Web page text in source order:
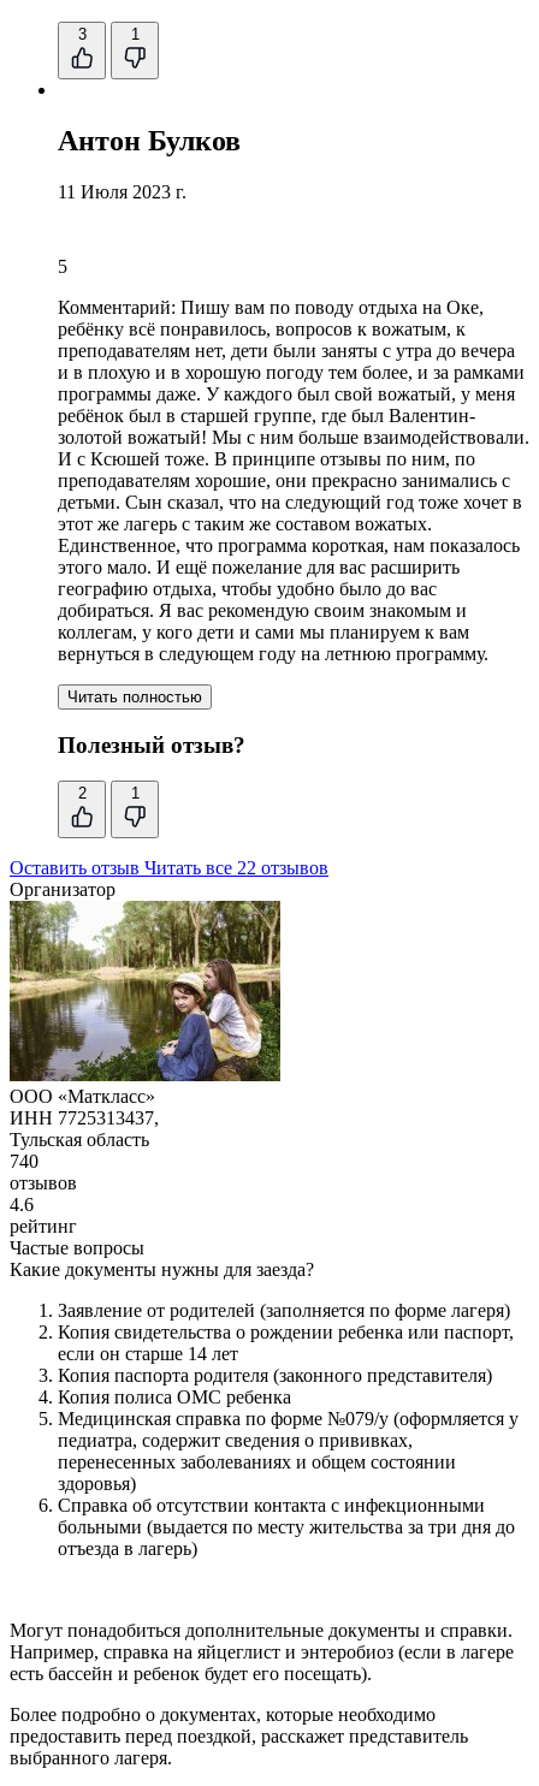
3 1
Антон Булков
11 Июля 2023 г.
5
Комментарий: Пишу вам по поводу отдыха на Оке,
ребёнку всё понравилось, вопросов к вожатым, к
преподавателям нет, дети были заняты с утра до вечера
и в плохую и в хорошую погоду тем более, и за рамками
программы даже. У каждого был свой вожатый, у меня
ребёнок был в старшей группе, где был Валентин-
золотой вожатый! Мы с ним больше взаимодействовали.
И с Ксюшей тоже. В принципе отзывы по ним, по
преподавателям хорошие, они прекрасно занимались с
детьми. Сын сказал, что на следующий год тоже хочет в
этот же лагерь с таким же составом вожатых.
Единственное, что программа короткая, нам показалось
этого мало. И ещё пожелание для вас расширить
географию отдыха, чтобы удобно было до вас
добираться. Я вас рекомендую своим знакомым и
коллегам, у кого дети и сами мы планируем к вам
вернуться в следующем году на летнюю программу.
Читать полностью
Полезный отзыв?
2 1
Оставить отзыв Читать все 22 отзывов
Организатор
ООО «Маткласс»
ИНН 7725313437,
Тульская область
740
отзывов
4.6
рейтинг
Частые вопросы
Какие документы нужны для заезда?
Заявление от родителей (заполняется по форме лагеря)
Копия свидетельства о рождении ребенка или паспорт,
если он старше 14 лет
Копия паспорта родителя (законного представителя)
Копия полиса ОМС ребенка
Медицинская справка по форме №079/у (оформляется у
педиатра, содержит сведения о прививках,
перенесенных заболеваниях и общем состоянии
здоровья)
Справка об отсутствии контакта с инфекционными
больными (выдается по месту жительства за три дня до
отъезда в лагерь)
Могут понадобиться дополнительные документы и справки.
Например, справка на яйцеглист и энтеробиоз (если в лагере
есть бассейн и ребенок будет его посещать).
Более подробно о документах, которые необходимо
предоставить перед поездкой, расскажет представитель
выбранного лагеря.